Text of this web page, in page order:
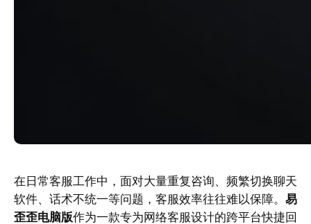
在日常客服工作中，面对大量重复咨询、频繁切换聊天
软件、话术不统一等问题，客服效率往往难以保障。 易
歪歪电脑版作为一款专为网络客服设计的跨平台快捷回